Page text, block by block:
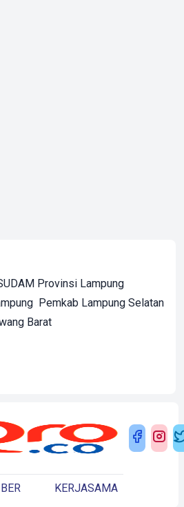
Provinsi Lampung
Pemkab Lampung Selatan
Barat
KERJASAMA